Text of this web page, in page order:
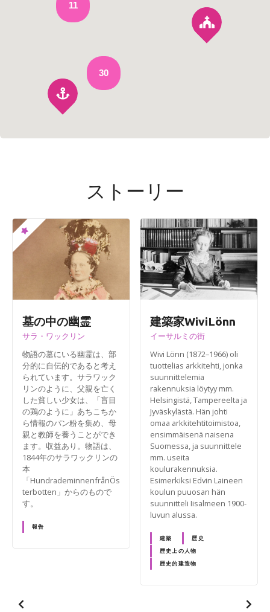
30
11
ストーリー
墓の中の幽霊
サラ・ワックリン
物語の墓にいる幽霊は、部
分的に自伝的であると考え
られています。サラワック
リンのように、父親を亡く
した貧しい少女は、「盲目
の鶏のように」あちこちか
ら情報のパン粉を集め、母
親と教師を養うことができ
ます。収益あり。物語は、
1844年のサラワックリンの
本
「HundrademinnenfrånÖs
terbotten」からのもので
す。
報告
建築家WiviLönn
イーサルミの街
Wivi Lönn (1872–1966) oli
tuottelias arkkitehti, jonka
suunnittelemia
rakennuksia löytyy mm.
Helsingistä, Tampereelta ja
Jyväskylästä. Hän johti
omaa arkkitehtitoimistoa,
ensimmäisenä naisena
Suomessa, ja suunnittele
mm. useita
koulurakennuksia.
Esimerkiksi Edvin Laineen
koulun puuosan hän
suunnitteli Iisalmeen 1900-
luvun alussa.
建築
歴史
歴史上の人物
歴史的建造物